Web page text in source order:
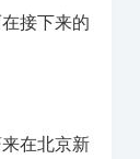
接下来的
在北京新